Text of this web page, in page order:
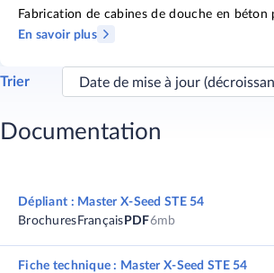
Fabrication de cabines de douche en béton
En savoir plus
Trier
Documentation
Dépliant : Master X-Seed STE 54
Brochures Français PDF6mb
Fiche technique : Master X-Seed STE 54